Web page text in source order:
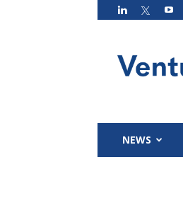
Magazin
NEWS